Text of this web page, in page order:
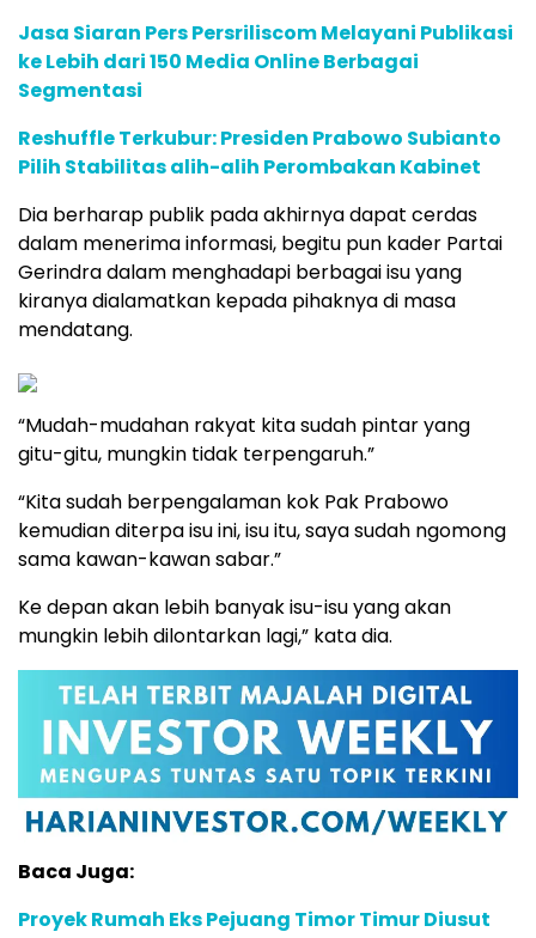
Jasa Siaran Pers Persriliscom Melayani Publikasi
ke Lebih dari 150 Media Online Berbagai
Segmentasi
Reshuffle Terkubur: Presiden Prabowo Subianto
Pilih Stabilitas alih-alih Perombakan Kabinet
Dia berharap publik pada akhirnya dapat cerdas
dalam menerima informasi, begitu pun kader Partai
Gerindra dalam menghadapi berbagai isu yang
kiranya dialamatkan kepada pihaknya di masa
mendatang.
“Mudah-mudahan rakyat kita sudah pintar yang
gitu-gitu, mungkin tidak terpengaruh.”
“Kita sudah berpengalaman kok Pak Prabowo
kemudian diterpa isu ini, isu itu, saya sudah ngomong
sama kawan-kawan sabar.”
Ke depan akan lebih banyak isu-isu yang akan
mungkin lebih dilontarkan lagi,” kata dia.
Baca Juga:
Proyek Rumah Eks Pejuang Timor Timur Diusut